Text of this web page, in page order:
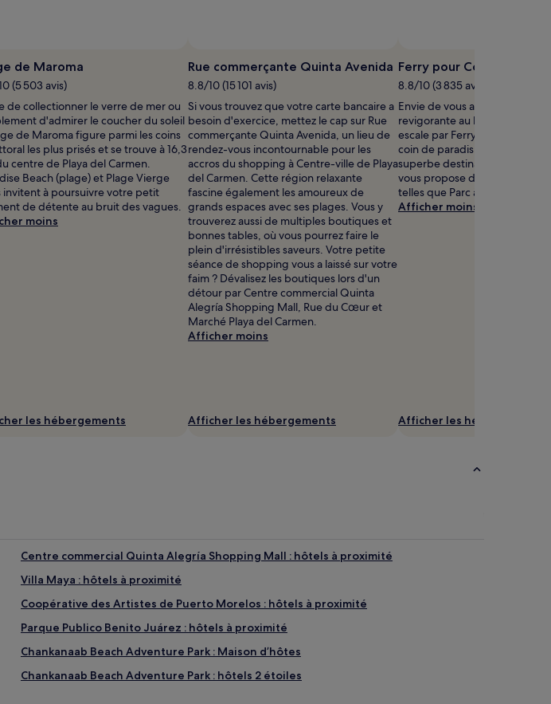
de Maroma
(5 503 avis)
de collectionner le verre de mer ou
d'admirer le coucher du soleil
de Maroma figure parmi les coins
les plus prisés et se trouve à 16,3
centre de Playa del Carmen.
Beach (plage) et Plage Vierge
invitent à poursuivre votre petit
de détente au bruit des vagues.
moins
les hébergements
libre
de
droits
prise
par
Leonardo
Barp
Rue commerçante Quinta Avenida
8.8/10 (15 101 avis)
Si vous trouvez que votre carte bancaire a
besoin d'exercice, mettez le cap sur Rue
commerçante Quinta Avenida, un lieu de
rendez-vous incontournable pour les
accros du shopping à Centre-ville de Playa
del Carmen. Cette région relaxante
fascine également les amoureux de
grands espaces avec ses plages. Vous y
trouverez aussi de multiples boutiques et
bonnes tables, où vous pourrez faire le
plein d'irrésistibles saveurs. Votre petite
séance de shopping vous a laissé sur votre
faim ? Dévalisez les boutiques lors d'un
détour par Centre commercial Quinta
Alegría Shopping Mall, Rue du Cœur et
Marché Playa del Carmen.
Afficher moins
Afficher les hébergements
Ferry pour Cozumel
8.8/10 (3 835 avis)
Envie de vous accorder une
revigorante au bord de l'eau ?
escale par Ferry pour
coin de paradis niché à 1,8 km
superbe destination qu'est
vous propose d'autres
telles que Parc à thème Xplor.
Afficher moins
Afficher les hébergements
Centre commercial Quinta Alegría Shopping Mall : hôtels à proximité
Villa Maya : hôtels à proximité
Coopérative des Artistes de Puerto Morelos : hôtels à proximité
Parque Publico Benito Juárez : hôtels à proximité
Chankanaab Beach Adventure Park : Maison d’hôtes
Chankanaab Beach Adventure Park : hôtels 2 étoiles